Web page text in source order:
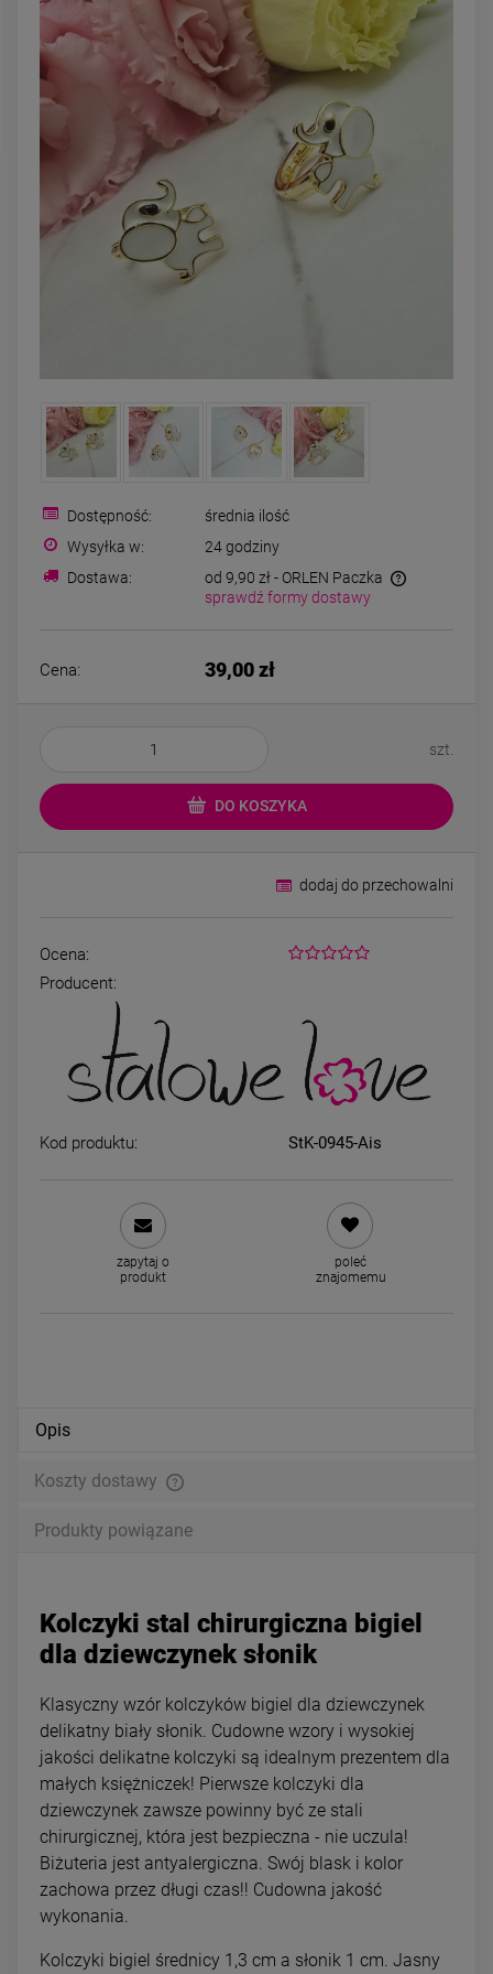
DO KOSZYKA
Bransoletka srebrna STAL
CHIRURGICZNA
modułowa czarne
koniczyny kryształki
79,00 zł
STAL CHIRURGICZNA
średnie 0,4 cm jasne złoto
29,00 zł
DO KOSZYKA
Kolczyki STAL
bigiel dla dziewczynek
49,00 zł
powiadom o dostępności
Dostępność:
średnia ilość
Wysyłka w:
24 godziny
Dostawa:
od 9,90 zł - ORLEN Paczka
sprawdź formy dostawy
Cena: 39,00 zł
szt.
DO KOSZYKA
dodaj do przechowalni
Ocena:
Producent:
Kod produktu: StK-0945-Ais
zapytaj o
produkt
poleć
znajomemu
Opis
Koszty dostawy
Produkty powiązane
Kolczyki stal chirurgiczna bigiel
dla dziewczynek słonik
Klasyczny wzór kolczyków bigiel dla dziewczynek
delikatny biały słonik. Cudowne wzory i wysokiej
jakości delikatne kolczyki są idealnym prezentem dla
małych księżniczek! Pierwsze kolczyki dla
dziewczynek zawsze powinny być ze stali
chirurgicznej, która jest bezpieczna - nie uczula!
Biżuteria jest antyalergiczna. Swój blask i kolor
zachowa przez długi czas!! Cudowna jakość
wykonania.
Kolczyki bigiel średnicy 1,3 cm a słonik 1 cm. Jasny